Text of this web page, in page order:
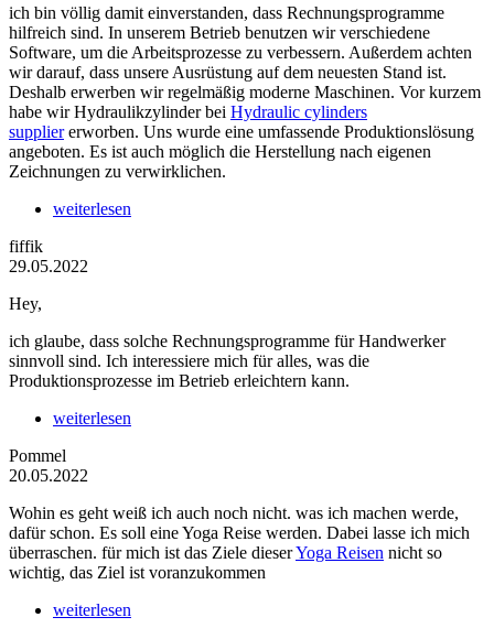
ich bin völlig damit einverstanden, dass Rechnungsprogramme
hilfreich sind. In unserem Betrieb benutzen wir verschiedene
Software, um die Arbeitsprozesse zu verbessern. Außerdem achten
wir darauf, dass unsere Ausrüstung auf dem neuesten Stand ist.
Deshalb erwerben wir regelmäßig moderne Maschinen. Vor kurzem
habe wir Hydraulikzylinder bei Hydraulic cylinders
suppliererworben. Uns wurde eine umfassende Produktionslösung
angeboten. Es ist auch möglich die Herstellung nach eigenen
Zeichnungen zu verwirklichen.
weiterlesen
fiffik
29.05.2022
Hey,
ich glaube, dass solche Rechnungsprogramme für Handwerker
sinnvoll sind. Ich interessiere mich für alles, was die
Produktionsprozesse im Betrieb erleichtern kann.
weiterlesen
Pommel
20.05.2022
Wohin es geht weiß ich auch noch nicht. was ich machen werde,
dafür schon. Es soll eine Yoga Reise werden. Dabei lasse ich mich
überraschen. für mich ist das Ziele dieserYoga Reisen nicht so
wichtig, das Ziel ist voranzukommen
weiterlesen